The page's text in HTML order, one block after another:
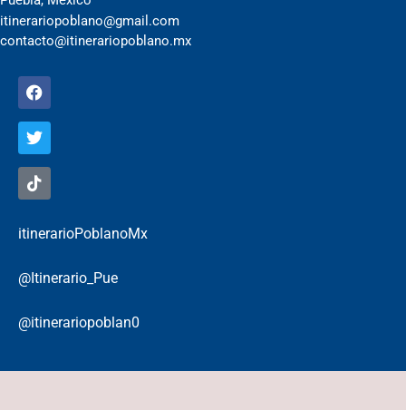
itinerariopoblano@gmail.com
contacto@itinerariopoblano.mx
itinerarioPoblanoMx
@Itinerario_Pue
@itinerariopoblan0